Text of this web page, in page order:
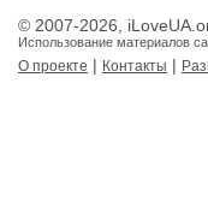
© 2007-2026,
Использование материалов
О проекте | Контакты |